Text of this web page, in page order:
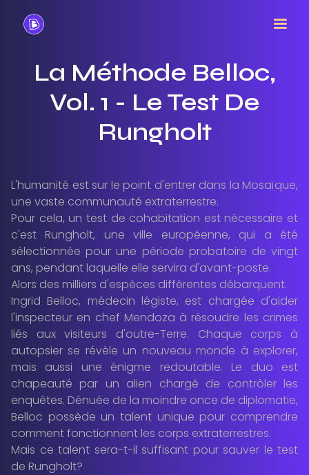
La Méthode Belloc,
Vol. 1 - Le Test De
Rungholt
L'humanité est sur le point d'entrer dans la Mosaïque,
une vaste communauté extraterrestre.
Pour cela, un test de cohabitation est nécessaire et
c'est Rungholt, une ville européenne, qui a été
sélectionnée pour une période probatoire de vingt
ans, pendant laquelle elle servira d'avant-poste.
Alors des milliers d'espèces différentes débarquent.
Ingrid Belloc, médecin légiste, est chargée d'aider
l'inspecteur en chef Mendoza à résoudre les crimes
liés aux visiteurs d'outre-Terre. Chaque corps à
autopsier se révèle un nouveau monde à explorer,
mais aussi une énigme redoutable. Le duo est
chapeauté par un alien chargé de contrôler les
enquêtes. Dénuée de la moindre once de diplomatie,
Belloc possède un talent unique pour comprendre
comment fonctionnent les corps extraterrestres.
Mais ce talent sera-t-il suffisant pour sauver le test
de Rungholt?